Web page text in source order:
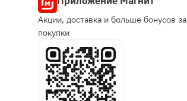
Акции, доставка и больше бонусов за
покупки